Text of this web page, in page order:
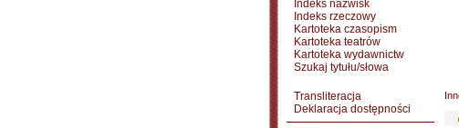
Indeks nazwisk
Indeks rzeczowy
Kartoteka czasopism
Kartoteka teatrów
Kartoteka wydawnictw
Szukaj tytułu/słowa
Transliteracja
Deklaracja dostępności